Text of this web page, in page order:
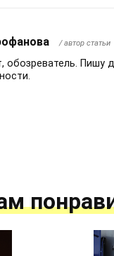
/ автор статьи
обозреватель. Пишу